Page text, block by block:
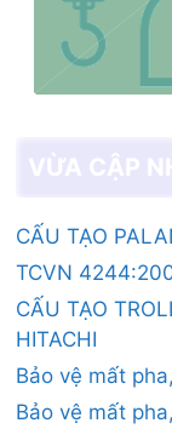
CẤU TẠO
TCVN
CẤU TẠO
HITACHI
Bảo vệ mất
Bảo vệ mất